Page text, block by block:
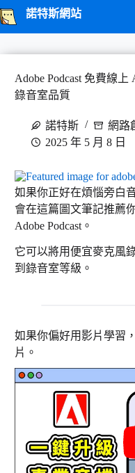
跳
至
諾特斯網站
Adobe Podcast 免費線
錄音室品質
諾特斯
網路
2025 年 5 月 8 日
如果你正好在煩惱旁白
會在這篇圖文筆記推薦
Adobe Podcast。
它可以將用便宜麥克風
到錄音室等級。
如果你偏好用影片學習
片。